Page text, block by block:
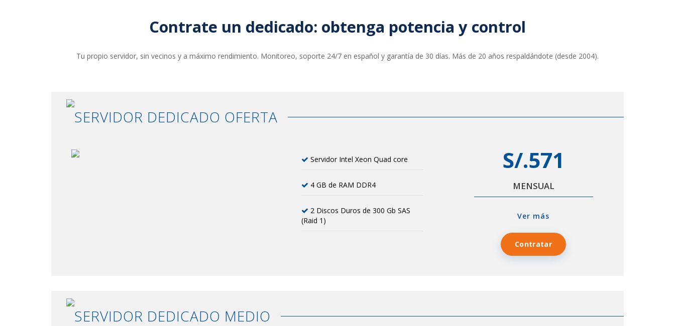
Contrate un dedicado: obtenga potencia y control
Tu propio servidor, sin vecinos y a máximo rendimiento. Monitoreo, soporte 24/7 en español y garantía de 30 días. Más de 20 años respaldándote (desde 2004).
SERVIDOR DEDICADO OFERTA
Servidor Intel Xeon Quad core
4 GB de RAM DDR4
2 Discos Duros de 300 Gb SAS
(Raid 1)
S/.571
MENSUAL
Ver más
Contratar
SERVIDOR DEDICADO MEDIO